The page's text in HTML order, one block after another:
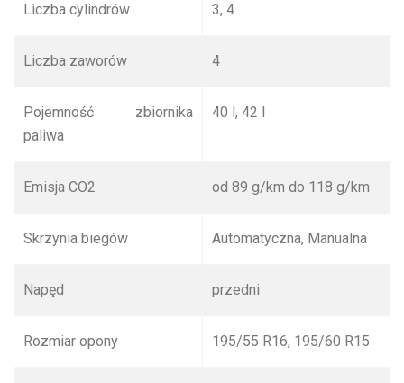
Liczba cylindrów 3, 4
Liczba zaworów 4
Pojemność zbiornika
paliwa
40 l, 42 l
Emisja CO2 od 89 g/km do 118 g/km
Skrzynia biegów Automatyczna, Manualna
Napęd przedni
Rozmiar opony 195/55 R16, 195/60 R15